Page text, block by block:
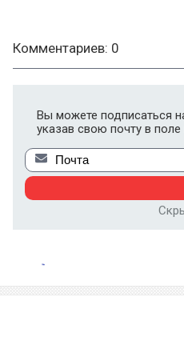
Комментариев: 0
Вы можете подписаться
указав свою почту в поле